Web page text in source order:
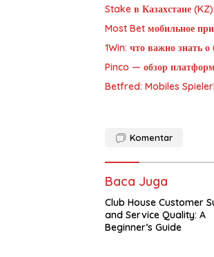
Stake в Казахстане
Most Bet мобильное
1Win: что важно знать
Pinco — обзор
Betfred: Mobiles
Komentar
Baca Juga
Club House Customer
and Service Quality: A
Beginner’s Guide